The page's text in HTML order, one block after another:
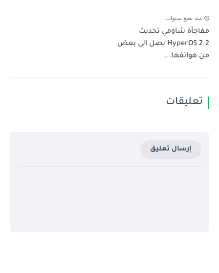
منذ بضع سنوات
مفاجأة شاومي تحديث
HyperOS 2.2 يصل الى بعض
من هواتفها...
تعليقات
إرسال تعليق